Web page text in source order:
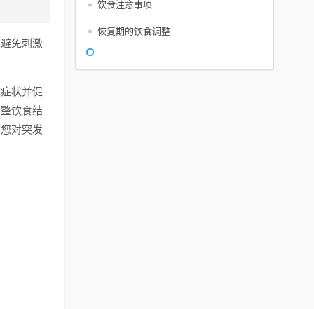
免刺激
状并促
饮食结
对突发
饮食注意事项
恢复期的饮食调整